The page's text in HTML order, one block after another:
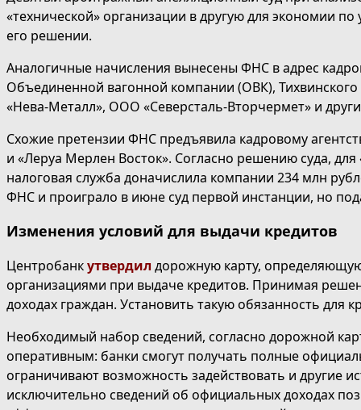
«технической» организации в другую для экономии
его решении.
Аналогичные начисления вынесены ФНС в адрес
Объединенной вагонной компании (ОВК),
«Нева-Металл», ООО «Северсталь-Вторчермет» и
Схожие претензии ФНС предъявила кадровому
и «Леруа Мерлен Восток». Согласно решению суда,
налоговая служба доначислила компании 234 млн
ФНС и проиграло в июне суд первой инстанции, но
Изменения условий для выдачи кредитов
Центробанкутвердил дорожную карту,
организациями при выдаче кредитов. Принимая
доходах граждан. Установить такую обязанность для
Необходимый набор сведений, согласно дорожной
оперативным: банки смогут получать полные
ограничивают возможность задействовать и другие
исключительно сведений об официальных доходах